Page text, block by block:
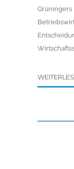
Grüningers